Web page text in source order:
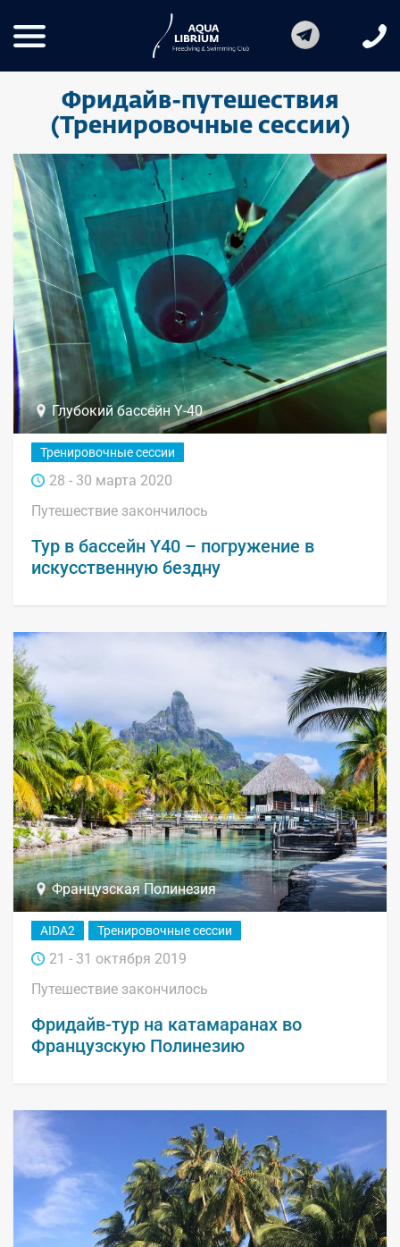
Фридайв-путешествия
(Тренировочные сессии)
Глубокий бассейн Y-40
Тренировочные сессии
28 - 30 марта 2020
Путешествие закончилось
Тур в бассейн Y40 – погружение в
искусственную бездну
Французская Полинезия
AIDA2 Тренировочные сессии
21 - 31 октября 2019
Путешествие закончилось
Фридайв-тур на катамаранах во
Французскую Полинезию